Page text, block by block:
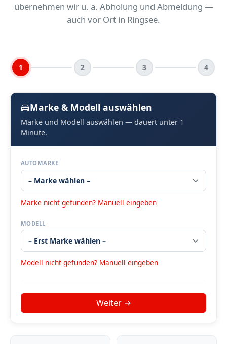
übernehmen wir u. a. Abholung und Abmeldung —
auch vor Ort in Ringsee.
1 2 3 4
Marke & Modell auswählen
Marke und Modell auswählen — dauert unter 1
Minute.
AUTOMARKE
Marke nicht gefunden? Manuell eingeben
MODELL
Modell nicht gefunden? Manuell eingeben